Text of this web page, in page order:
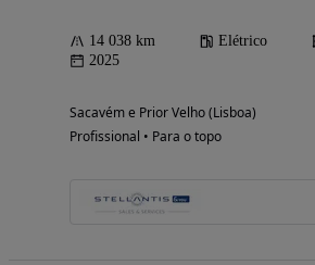
14 038 km Elétrico
2025
Sacavém e Prior Velho (Lisboa)
Profissional • Para o topo